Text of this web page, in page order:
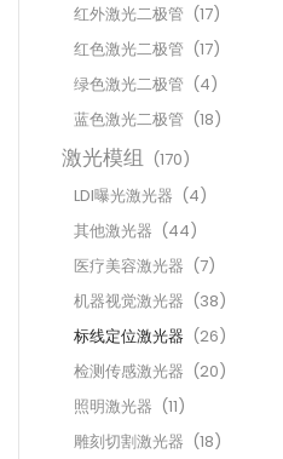
红外激光二极管 (17)
红色激光二极管 (17)
绿色激光二极管 (4)
蓝色激光二极管 (18)
激光模组 (170)
LDI曝光激光器 (4)
其他激光器 (44)
医疗美容激光器 (7)
机器视觉激光器 (38)
标线定位激光器 (26)
检测传感激光器 (20)
照明激光器 (11)
雕刻切割激光器 (18)